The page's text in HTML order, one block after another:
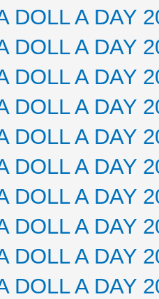
DOLL A DAY
DOLL A DAY
DOLL A DAY
DOLL A DAY
DOLL A DAY
DOLL A DAY
DOLL A DAY
DOLL A DAY
DOLL A DAY
DOLL A DAY